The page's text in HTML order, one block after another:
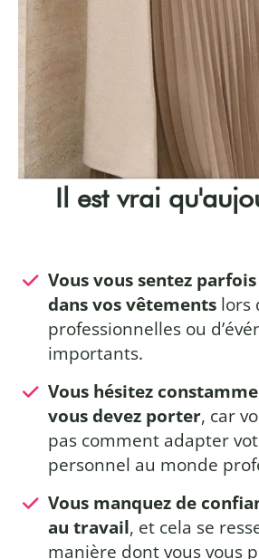
Il est vrai
Vous vous sentez
dans vos vêtements lors
professionnelles ou
importants.
Vous hésitez
vous devez porter, car
pas comment adapter
personnel au monde
Vous manquez de
au travail, et cela se
manière dont vous vous